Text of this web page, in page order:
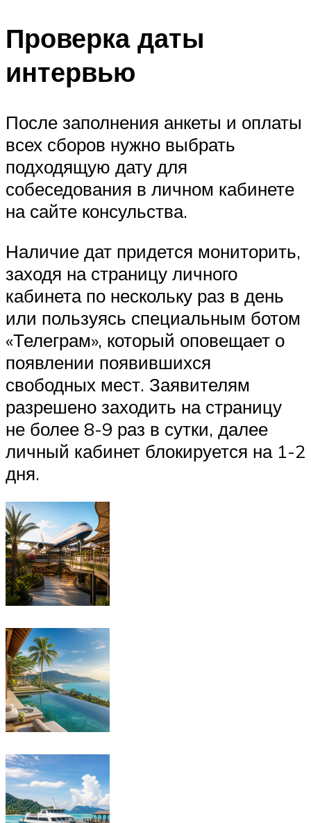
Проверка даты
интервью
После заполнения анкеты и оплаты
всех сборов нужно выбрать
подходящую дату для
собеседования в личном кабинете
на сайте консульства.
Наличие дат придется мониторить,
заходя на страницу личного
кабинета по нескольку раз в день
или пользуясь специальным ботом
«Телеграм», который оповещает о
появлении появившихся
свободных мест. Заявителям
разрешено заходить на страницу
не более 8-9 раз в сутки, далее
личный кабинет блокируется на 1-2
дня.